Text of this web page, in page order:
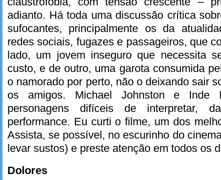
adianto. Há toda uma discussão crítica
sufocantes, principalmente os da
redes sociais, fugazes e passageiros, que
lado, um jovem inseguro que necessita
custo, e de outro, uma garota consumida
o namorado por perto, não o deixando sair
os amigos. Michael Johnston e Inde
personagens difíceis de interpretar,
performance. Eu curti o filme, um dos
Assista, se possível, no escurinho do
levar sustos) e preste atenção em todos os
Dolores